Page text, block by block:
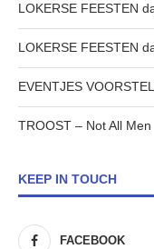
LOKERSE FEESTEN
LOKERSE FEESTEN
EVENTJES
TROOST – Not All Men
KEEP IN TOUCH
FACEBOOK